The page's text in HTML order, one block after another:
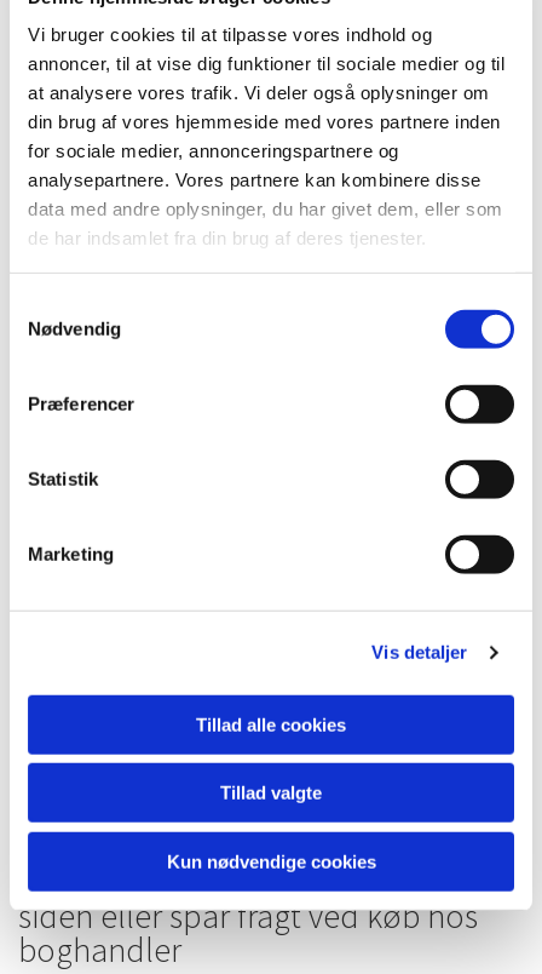
Vi bruger cookies til at tilpasse vores indhold og
annoncer, til at vise dig funktioner til sociale medier og til
at analysere vores trafik. Vi deler også oplysninger om
din brug af vores hjemmeside med vores partnere inden
for sociale medier, annonceringspartnere og
analysepartnere. Vores partnere kan kombinere disse
data med andre oplysninger, du har givet dem, eller som
de har indsamlet fra din brug af deres tjenester.
Nødvendig
Præferencer
Statistik
Marketing
Vis detaljer
Tillad alle cookies
Tillad valgte
Kun nødvendige cookies
Se flere af bogens illustrationer
Bestil digtsamlingen i formen her på
siden eller spar fragt ved køb hos
boghandler